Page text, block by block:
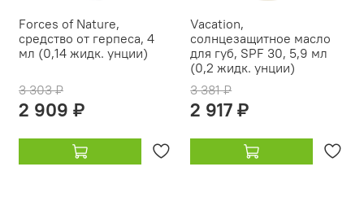
Forces of Nature,
средство от герпеса, 4
мл (0,14 жидк. унции)
3 303 ₽
2 909 ₽
Vacation,
солнцезащитное масло
для губ, SPF 30, 5,9 мл
(0,2 жидк. унции)
3 381 ₽
2 917 ₽